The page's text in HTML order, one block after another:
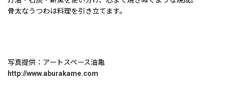
骨太なうつわは料理を引き立てます。
写真提供：アートスペース油亀
http://www.aburakame.com